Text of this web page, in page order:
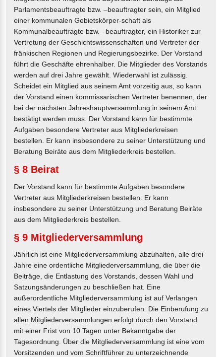
Parlamentsbeauftragte bzw. –beauftragter sein, ein Mitglied
einer kommunalen Gebietskörper-schaft als
Kommunalbeauftragte bzw. –beauftragter, ein Historiker zur
Vertretung der Geschichtswissenschaften und Vertreter der
fränkischen Regionen und Regierungsbezirke. Der Vorstand
führt die Geschäfte ehrenhalber. Die Mitglieder des Vorstands
werden auf drei Jahre gewählt. Wiederwahl ist zulässig.
Scheidet ein Mitglied aus seinem Amt vorzeitig aus, so kann
der Vorstand einen kommissarischen Vertreter benennen, der
bei der nächsten Jahreshauptversammlung in seinem Amt
bestätigt werden muss. Der Vorstand kann für bestimmte
Aufgaben besondere Vertreter aus Mitgliederkreisen
bestellen. Er kann insbesondere zu seiner Unterstützung und
Beratung Beiräte aus dem Mitgliederkreis bestellen.
§ 8 Beirat
Der Vorstand kann für bestimmte Aufgaben besondere
Vertreter aus Mitgliederkreisen bestellen. Er kann
insbesondere zu seiner Unterstützung und Beratung Beiräte
aus dem Mitgliederkreis bestellen.
§ 9 Mitgliederversammlung
Jährlich ist eine Mitgliederversammlung abzuhalten, alle drei
Jahre eine ordentliche Mitgliederversammlung, die über die
Beiträge, die Entlastung des Vorstands, dessen Wahl und
Satzungsänderungen zu beschließen hat. Eine
außerordentliche Mitgliederversammlung ist auf Verlangen
eines Viertels der Mitglieder einzuberufen. Die Einberufung zu
allen Mitgliederversammlungen erfolgt durch den Vorstand
mit einer Frist von 10 Tagen unter Bekanntgabe der
Tagesordnung. Über die Mitgliederversammlung ist eine vom
Vorsitzenden und vom Schriftführer zu unterzeichnende